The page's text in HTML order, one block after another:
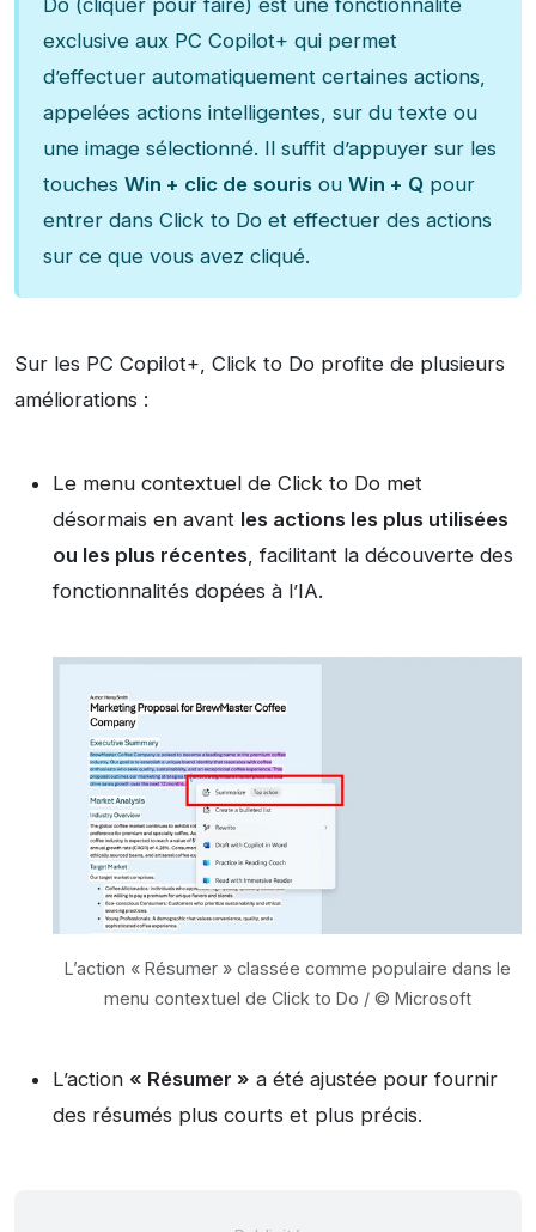
Do (cliquer pour faire) est une fonctionnalité
exclusive aux PC Copilot+ qui permet
d’effectuer automatiquement certaines actions,
appelées actions intelligentes, sur du texte ou
une image sélectionné. Il suffit d’appuyer sur les
touches Win + clic de souris ou Win + Q pour
entrer dans Click to Do et effectuer des actions
sur ce que vous avez cliqué.
Sur les PC Copilot+, Click to Do profite de plusieurs
améliorations :
Le menu contextuel de Click to Do met
désormais en avant les actions les plus utilisées
ou les plus récentes, facilitant la découverte des
fonctionnalités dopées à l’IA.
L’action « Résumer » classée comme populaire dans le
menu contextuel de Click to Do / © Microsoft
L’action « Résumer » a été ajustée pour fournir
des résumés plus courts et plus précis.